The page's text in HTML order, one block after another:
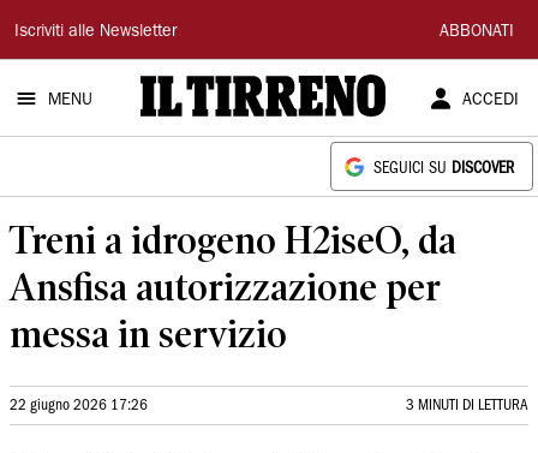
Il
Tirreno
Iscriviti alle Newsletter ABBONATI
MENU ACCEDI
SEGUICI SU DISCOVER
Treni a idrogeno H2iseO, da
Ansfisa autorizzazione per
messa in servizio
22 giugno 2026 17:26 3 MINUTI DI LETTURA